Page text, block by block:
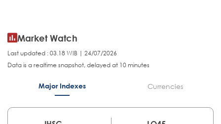
Market Watch
Last updated : 03.18 WIB | 24/07/2026
Data is a realtime snapshot, delayed at 10 minutes
Major Indexes Currencies